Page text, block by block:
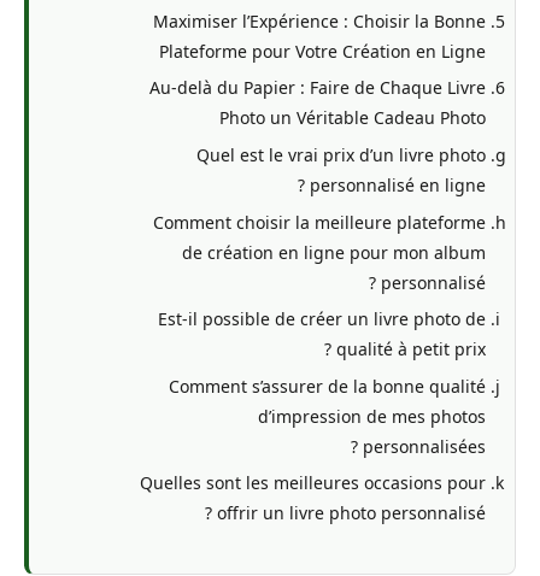
Maximiser l’Expérience : Choisir la Bonne
Plateforme pour Votre Création en Ligne
Au-delà du Papier : Faire de Chaque Livre
Photo un Véritable Cadeau Photo
Quel est le vrai prix d’un livre photo
personnalisé en ligne ?
Comment choisir la meilleure plateforme
de création en ligne pour mon album
personnalisé ?
Est-il possible de créer un livre photo de
qualité à petit prix ?
Comment s’assurer de la bonne qualité
d’impression de mes photos
personnalisées ?
Quelles sont les meilleures occasions pour
offrir un livre photo personnalisé ?